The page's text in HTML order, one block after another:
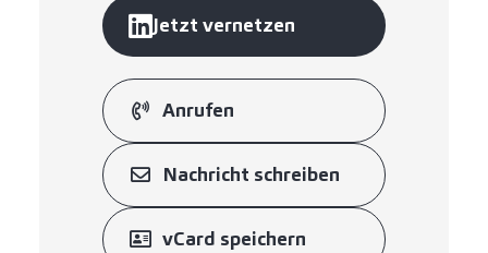
Jetzt vernetzen
Anrufen
Nachricht schreiben
vCard speichern